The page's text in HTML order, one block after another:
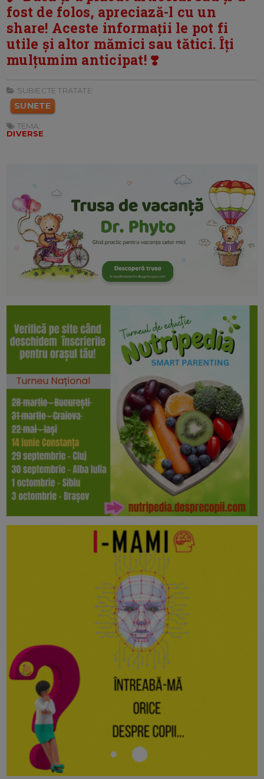
fost de folos, apreciază-l cu un
share! Aceste informații le pot fi
utile și altor mămici sau tătici. Îți
mulțumim anticipat! ❣️
SUBIECTE TRATATE:
SUNETE
TEMA:
DIVERSE